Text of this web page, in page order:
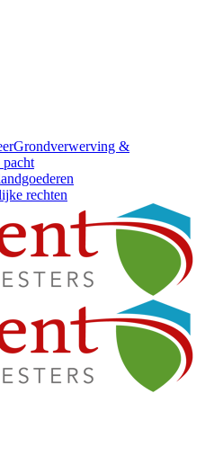
Grondverwerving &
pacht
rechten